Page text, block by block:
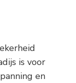
is voor
en